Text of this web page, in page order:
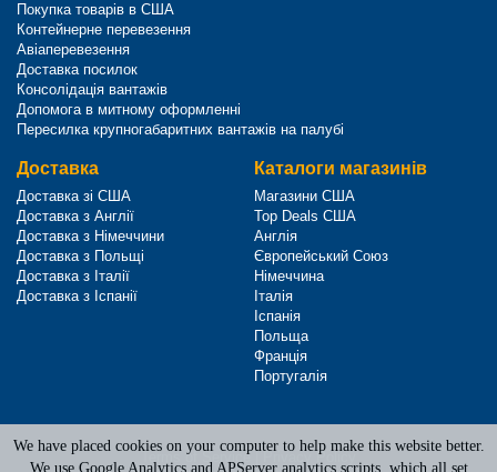
Покупка товарів в США
Контейнерне перевезення
Авіаперевезення
Доставка посилок
Консолідація вантажів
Допомога в митному оформленні
Пересилка крупногабаритних вантажів на палубі
Доставка
Доставка зі США
Доставка з Англії
Доставка з Німеччини
Доставка з Польщі
Доставка з Італії
Доставка з Іспанії
Каталоги магазинів
Магазини США
Top Deals США
Англія
Європейський Союз
Німеччина
Італія
Іспанія
Польща
Франція
Португалія
Terms of Service Privacy Policy
We have placed cookies on your computer to help make this website better.
We use Google Analytics and APServer analytics scripts, which all set